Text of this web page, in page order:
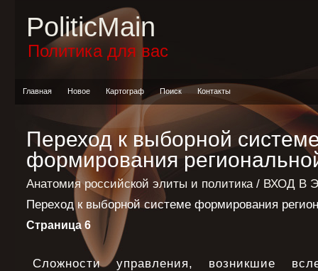
PoliticMain
Политика для вас
Главная Новое Картограф Поиск Контакты
Переход к выборной
формирования
Анатомия российской элиты и политика/ ВХОД В
Переход к выборной системе формирования
Страница 6
Сложности управления, возникшие